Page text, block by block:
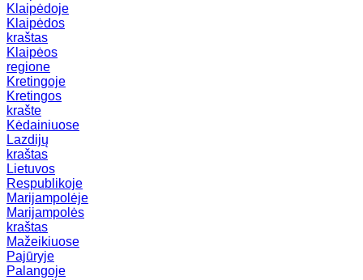
Klaipėdoje
Klaipėdos
kraštas
Klaipėos
regione
Kretingoje
Kretingos
krašte
Kėdainiuose
Lazdijų
kraštas
Lietuvos
Respublikoje
Marijampolėje
Marijampolės
kraštas
Mažeikiuose
Pajūryje
Palangoje